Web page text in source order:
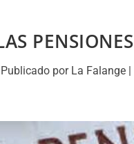
Publicado por La Falange |